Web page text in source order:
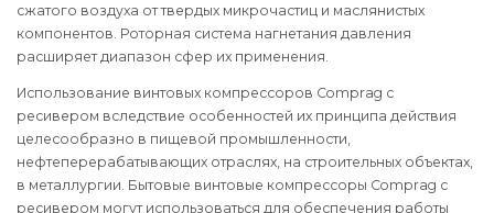
сжатого воздуха от твердых микрочастиц и маслянистых
компонентов. Роторная система нагнетания давления
расширяет диапазон сфер их применения.
Использование винтовых компрессоров Comprag с
ресивером вследствие особенностей их принципа действия
целесообразно в пищевой промышленности,
нефтеперерабатывающих отраслях, на строительных объектах,
в металлургии. Бытовые винтовые компрессоры Comprag с
ресивером могут использоваться для обеспечения работы